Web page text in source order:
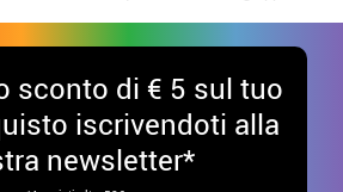
sconto di € 5 sul tuo
iscrivendoti alla
newsletter*